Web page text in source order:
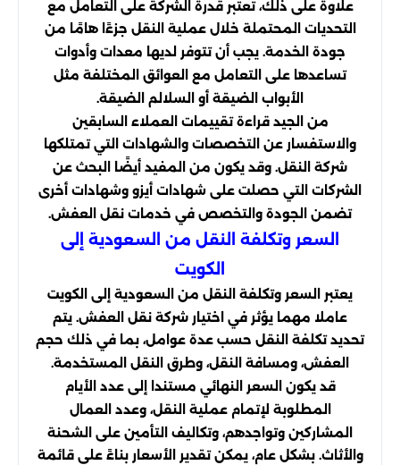
علاوة على ذلك، تعتبر قدرة الشركة على التعامل مع
التحديات المحتملة خلال عملية النقل جزءًا هامًا من
جودة الخدمة. يجب أن تتوفر لديها معدات وأدوات
تساعدها على التعامل مع العوائق المختلفة مثل
الأبواب الضيقة أو السلالم الضيقة.
من الجيد قراءة تقييمات العملاء السابقين
والاستفسار عن التخصصات والشهادات التي تمتلكها
شركة النقل. وقد يكون من المفيد أيضًا البحث عن
الشركات التي حصلت على شهادات أيزو وشهادات أخرى
تضمن الجودة والتخصص في خدمات نقل العفش.
السعر وتكلفة النقل من السعودية إلى
الكويت
يعتبر السعر وتكلفة النقل من السعودية إلى الكويت
عاملا مهما يؤثر في اختيار شركة نقل العفش. يتم
تحديد تكلفة النقل حسب عدة عوامل، بما في ذلك حجم
العفش، ومسافة النقل، وطرق النقل المستخدمة.
قد يكون السعر النهائي مستندا إلى عدد الأيام
المطلوبة لإتمام عملية النقل، وعدد العمال
المشاركين وتواجدهم، وتكاليف التأمين على الشحنة
والأثاث. بشكل عام، يمكن تقدير الأسعار بناءً على قائمة